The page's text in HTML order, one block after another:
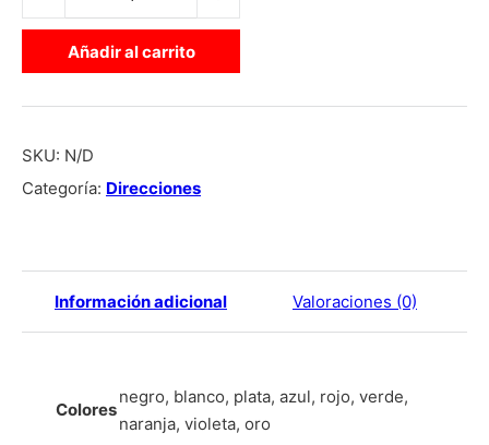
Añadir al carrito
SKU: N/D
Categoría: Direcciones
Información adicional Valoraciones (0)
Colores
negro, blanco, plata, azul, rojo, verde,
naranja, violeta, oro